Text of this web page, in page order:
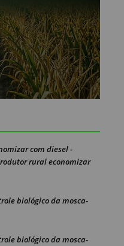
com diesel -
rural economizar
biológico da mosca-
biológico da mosca-